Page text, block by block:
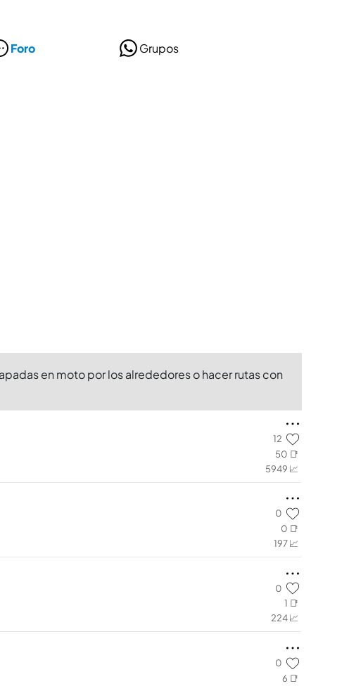
Foro Grupos
en moto por los alrededores o hacer rutas con
12
50 📑
5949 📈
0
0 📑
197 📈
0
1 📑
224 📈
0
6 📑